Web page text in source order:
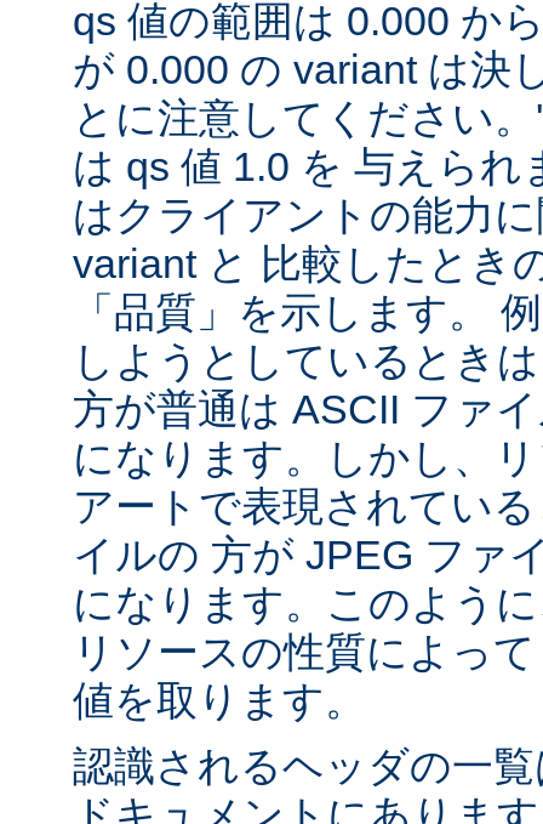
qs 値の範囲は 0.000 か
が 0.000 の variant は決
とに注意してください
は qs 値 1.0 を 与えら
はクライアントの能力
variant と 比較したとき
「品質」を示します。
しようとしているとき
方が普通は ASCII ファ
になります。しかし、
アートで表現されてい
イルの 方が JPEG ファ
になります。このよう
リソースの性質によっ
値を取ります。
認識されるヘッダの一
ドキュメントにありま